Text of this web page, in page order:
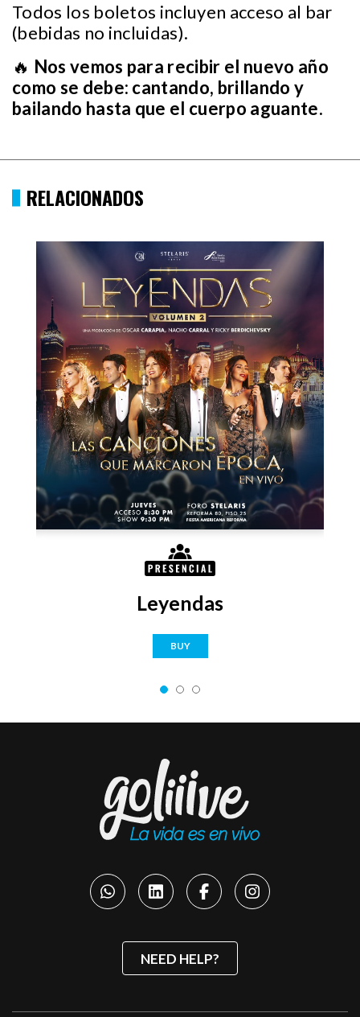
Todos los boletos incluyen acceso al bar
(bebidas no incluidas).
🔥 Nos vemos para recibir el nuevo año
como se debe: cantando, brillando y
bailando hasta que el cuerpo aguante.
RELACIONADOS
Leyendas
BUY
NEED HELP?